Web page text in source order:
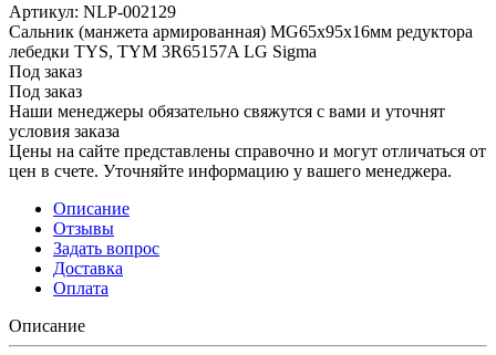
Артикул: NLP-002129
Сальник (манжета армированная) MG65х95х16мм редуктора
лебедки TYS, TYM 3R65157A LG Sigma
Под заказ
Под заказ
Наши менеджеры обязательно свяжутся с вами и уточнят
условия заказа
Цены на сайте представлены справочно и могут отличаться от
цен в счете. Уточняйте информацию у вашего менеджера.
Описание
Отзывы
Задать вопрос
Доставка
Оплата
Описание